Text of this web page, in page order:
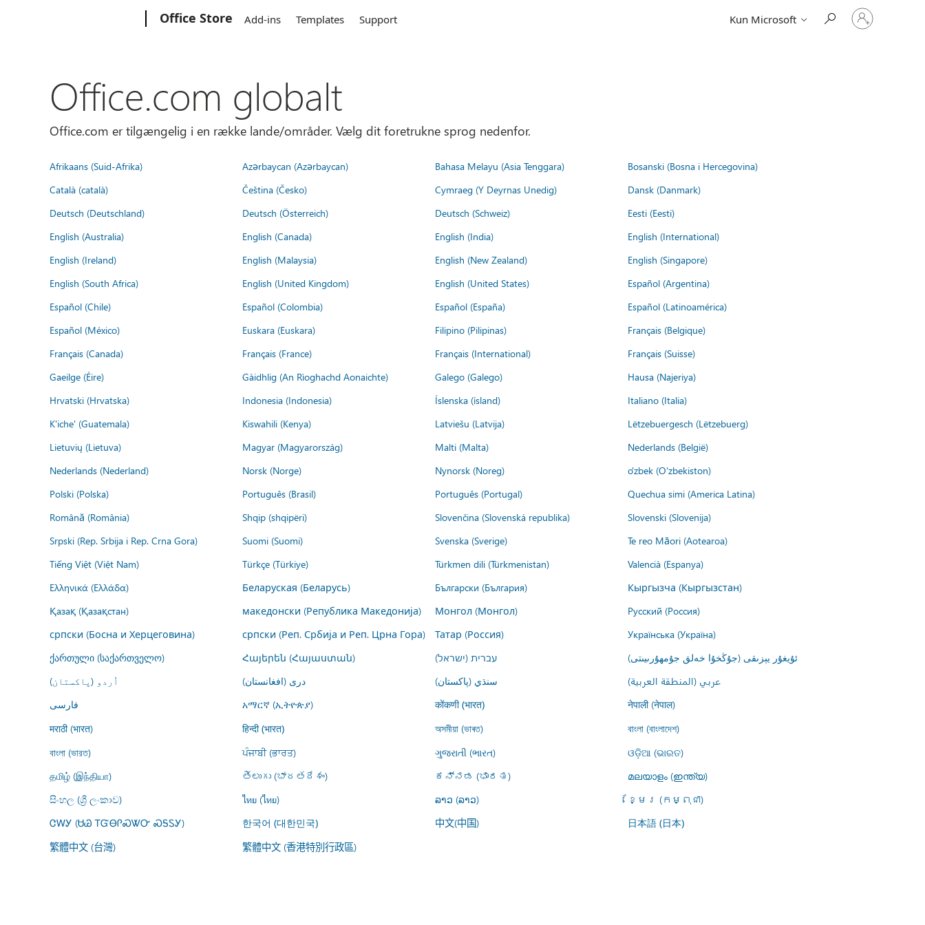
Office Store Add-ins Templates Support Kun Microsoft
Log
på
din
Office.com globalt
Office.com er tilgængelig i en række lande/områder. Vælg dit foretrukne sprog nedenfor.
Afrikaans (Suid-Afrika) Azərbaycan (Azərbaycan) Bahasa Melayu (Asia Tenggara)
Bosanski (Bosna i Hercegovina)
Català (català)
Čeština (Česko) Cymraeg (Y Deyrnas Unedig)
Dansk (Danmark)
Deutsch (Deutschland)
Deutsch (Österreich) Deutsch (Schweiz)
Eesti (Eesti)
English (Australia)
English (Canada) English (India)
English (International)
English (Ireland)
English (Malaysia) English (New Zealand)
English (Singapore)
English (South Africa)
English (United Kingdom) English (United States)
Español (Argentina)
Español (Chile)
Español (Colombia) Español (España)
Español (Latinoamérica)
Español (México)
Euskara (Euskara) Filipino (Pilipinas)
Français (Belgique)
Français (Canada)
Français (France) Français (International)
Français (Suisse)
Gaeilge (Éire)
Gàidhlig (An Rìoghachd Aonaichte) Galego (Galego)
Hausa (Najeriya)
Hrvatski (Hrvatska)
Indonesia (Indonesia) Íslenska (ísland)
Italiano (Italia)
K'iche' (Guatemala)
Kiswahili (Kenya) Latviešu (Latvija)
Lëtzebuergesch (Lëtzebuerg)
Lietuvių (Lietuva)
Magyar (Magyarország) Malti (Malta)
Nederlands (België)
Nederlands (Nederland)
Norsk (Norge) Nynorsk (Noreg)
o'zbek (O'zbekiston)
Polski (Polska)
Português (Brasil) Português (Portugal)
Quechua simi (America Latina)
Română (România)
Shqip (shqipëri) Slovenčina (Slovenská republika)
Slovenski (Slovenija)
Srpski (Rep. Srbija i Rep. Crna Gora)
Suomi (Suomi) Svenska (Sverige)
Te reo Māori (Aotearoa)
Tiếng Việt (Việt Nam)
Türkçe (Türkiye) Türkmen dili (Türkmenistan)
Valencià (Espanya)
Ελληνικά (Ελλάδα)
Беларуская (Беларусь) Български (България)
Кыргызча (Кыргызстан)
Қазақ (Қазақстан)
македонски (Република Македонија) Монгол (Монгол)
Русский (Россия)
српски (Босна и Херцеговина)
српски (Реп. Србија и Реп. Црна Гора) Татар (Россия)
Українська (Україна)
ქართული (საქართველო)
Հայերեն (Հայաստան) עברית (ישראל)
ئۇيغۇر يېزىقى (جۇڭخۇا خەلق جۇمھۇرىيىتى)
اُردو (پاکستان)
درى (افغانستان) سنڌي (پاکستان)
عربي (المنطقة العربية)
فارسى
አማርኛ (ኢትዮጵያ) कोंकणी (भारत)
नेपाली (नेपाल)
मराठी (भारत)
हिन्दी (भारत) অসমীয়া (ভাৰত)
বাংলা (বাংলাদেশ)
বাংলা (ভারত)
ਪੰਜਾਬੀ (ਭਾਰਤ) ગુજરાતી (ભારત)
ଓଡ଼ିଆ (ଭାରତ)
தமிழ் (இந்தியா)
తెలుగు (భారతదేశం) ಕನ್ನಡ (ಭಾರತ)
മലയാളം (ഇന്ത്യ)
සිංහල (ශ්‍රී ලංකාව)
ไทย (ไทย) ລາວ (ລາວ)
ខ្មែរ (កម្ពុជា)
ᏣᎳᎩ (ᏌᏊ ᎢᏳᎾᎵᏍᏔᏅ ᏍᎦᏚᎩ)
한국어 (대한민국) 中文(中国) 日本語 (日本)
繁體中文 (台灣) 繁體中文 (香港特別行政區)